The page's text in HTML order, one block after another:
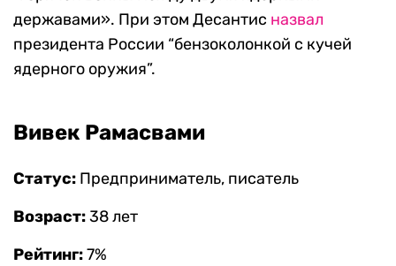
державами». При этом Десантис назвал
президента России “бензоколонкой с кучей
ядерного оружия”.
Вивек Рамасвами
Статус: Предприниматель, писатель
Возраст:38 лет
Рейтинг:7%